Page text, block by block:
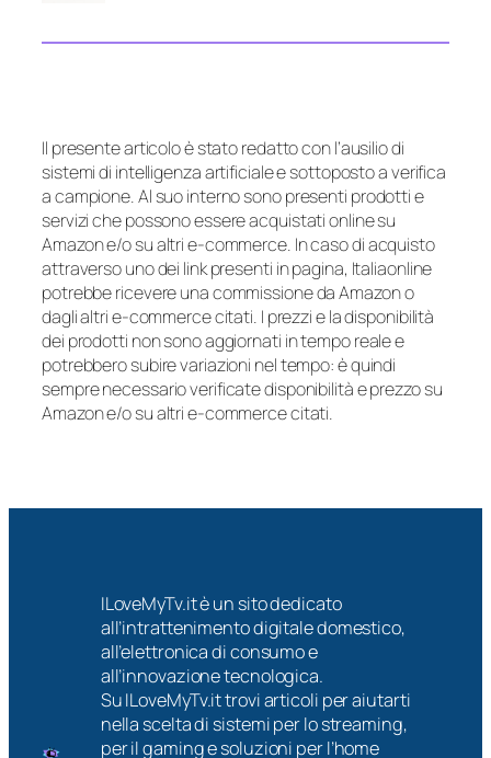
Il presente articolo è stato redatto con l’ausilio di
sistemi di intelligenza artificiale e sottoposto a verifica
a campione. Al suo interno sono presenti prodotti e
servizi che possono essere acquistati online su
Amazon e/o su altri e-commerce. In caso di acquisto
attraverso uno dei link presenti in pagina, Italiaonline
potrebbe ricevere una commissione da Amazon o
dagli altri e-commerce citati. I prezzi e la disponibilità
dei prodotti non sono aggiornati in tempo reale e
potrebbero subire variazioni nel tempo: è quindi
sempre necessario verificate disponibilità e prezzo su
Amazon e/o su altri e-commerce citati.
ILoveMyTv.it è un sito dedicato
all’intrattenimento digitale domestico,
all’elettronica di consumo e
all’innovazione tecnologica.
Su ILoveMyTv.it trovi articoli per aiutarti
nella scelta di sistemi per lo streaming,
per il gaming e soluzioni per l’home